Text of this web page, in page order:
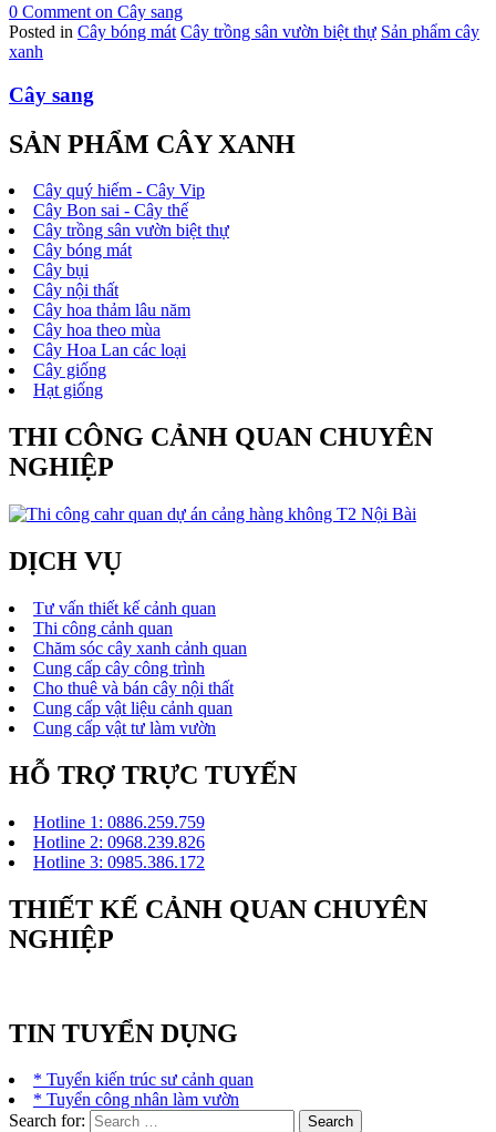
0 Comment on Cây sang
Posted in Cây bóng mát Cây trồng sân vườn biệt thự Sản phẩm cây
xanh
Cây sang
SẢN PHẨM CÂY XANH
Cây quý hiếm - Cây Vip
Cây Bon sai - Cây thế
Cây trồng sân vườn biệt thự
Cây bóng mát
Cây bụi
Cây nội thất
Cây hoa thảm lâu năm
Cây hoa theo mùa
Cây Hoa Lan các loại
Cây giống
Hạt giống
THI CÔNG CẢNH QUAN CHUYÊN
NGHIỆP
DỊCH VỤ
Tư vấn thiết kế cảnh quan
Thi công cảnh quan
Chăm sóc cây xanh cảnh quan
Cung cấp cây công trình
Cho thuê và bán cây nội thất
Cung cấp vật liệu cảnh quan
Cung cấp vật tư làm vườn
HỖ TRỢ TRỰC TUYẾN
Hotline 1: 0886.259.759
Hotline 2: 0968.239.826
Hotline 3: 0985.386.172
THIẾT KẾ CẢNH QUAN CHUYÊN
NGHIỆP
TIN TUYỂN DỤNG
* Tuyển kiến trúc sư cảnh quan
* Tuyển công nhân làm vườn
Search for: